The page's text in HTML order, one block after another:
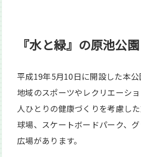
『水と緑』の原池公園
平成19年5月10日に開設した本
地域のスポーツやレクリエーシ
人ひとりの健康づくりを考慮し
球場、スケートボードパーク、
広場があります。